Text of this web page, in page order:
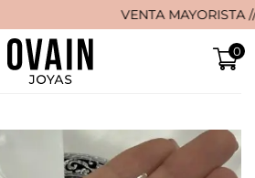
VENTA MAYORISTA // 🚚
0